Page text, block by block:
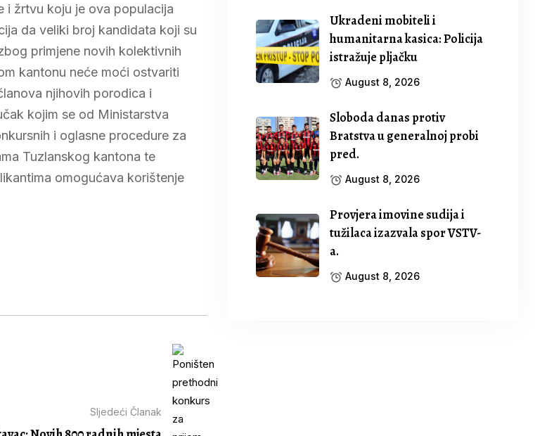
i žrtvu koju je ova populacija
da veliki broj kandidata koji su
primjene novih kolektivnih
kantonu neće moći ostvariti
njihovih porodica i
kojim se od Ministarstva
i oglasne procedure za
Tuzlanskog kantona te
omogućava korištenje
Sljedeći Članak
Ukradeni mobiteli i
humanitarna kasica: Policija
istražuje pljačku
August 8, 2026
Sloboda danas protiv
Bratstva u generalnoj probi
pred.
August 8, 2026
Provjera imovine sudija i
tužilaca izazvala spor VSTV-
a.
August 8, 2026